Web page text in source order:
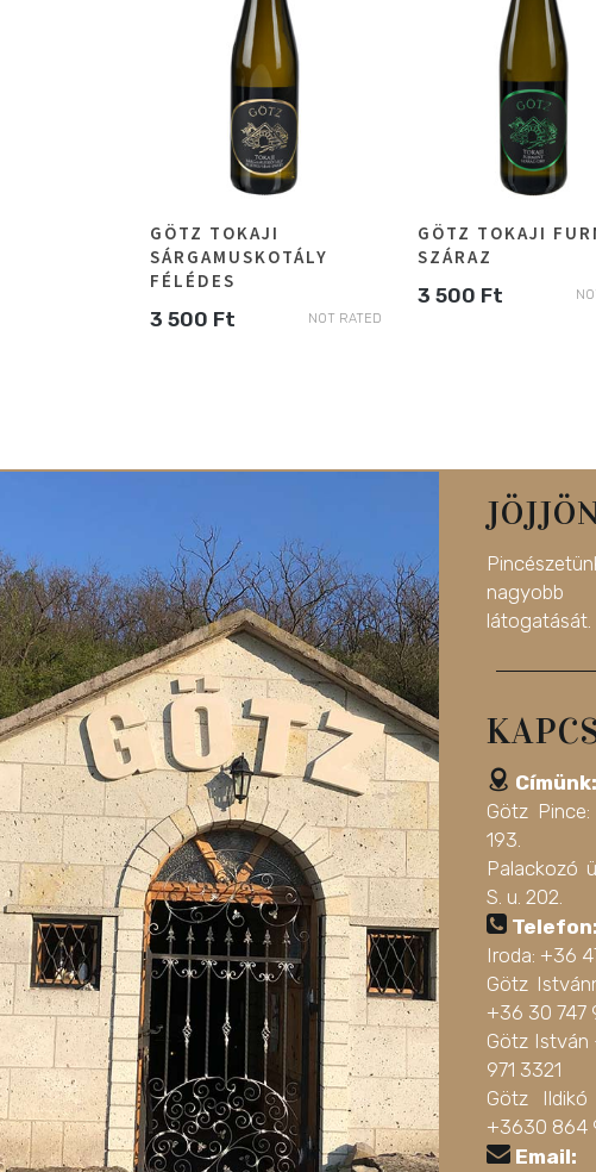
GÖTZ TOKAJI
SÁRGAMUSKOTÁLY
FÉLÉDES
NOT RATED
3 500 Ft
GÖTZ TOKAJI
SZÁRAZ
3 500 Ft
nagyobb
látogatását.
Címünk:
Götz
193.
Palackozó
S. u. 202.
Telefon:
Iroda: +36
Götz
+36 30 747
Götz István
971 3321
Götz Ildikó
+3630 864
Email: